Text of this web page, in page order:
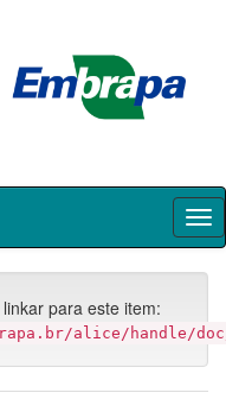
para este item:
alice/handle/doc/